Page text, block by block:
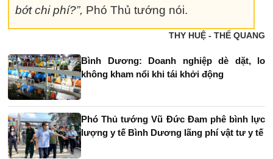
bớt chi phí?”, Phó Thủ tướng nói.
THY HUỆ - THẾ QUANG
Bình Dương: Doanh nghiệp dè dặt, lo
không kham nổi khi tái khởi động
Phó Thủ tướng Vũ Đức Đam phê bình lực
lượng y tế Bình Dương lãng phí vật tư y tế